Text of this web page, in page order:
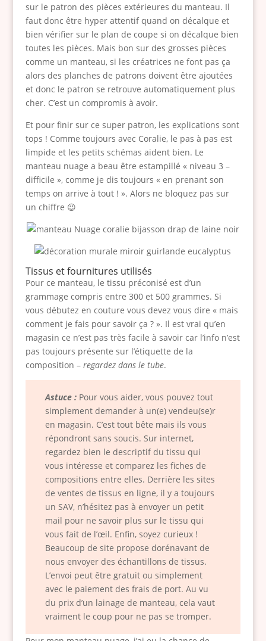
sur le patron des pièces extérieures du manteau. Il
faut donc être hyper attentif quand on décalque et
bien vérifier sur le plan de coupe si on décalque bien
toutes les pièces. Mais bon sur des grosses pièces
comme un manteau, si les créatrices ne font pas ça
alors des planches de patrons doivent être ajoutées
et donc le patron se retrouve automatiquement plus
cher. C’est un compromis à avoir.
Et pour finir sur ce super patron, les explications sont
tops ! Comme toujours avec Coralie, le pas à pas est
limpide et les petits schémas aident bien. Le
manteau nuage a beau être estampillé « niveau 3 –
difficile », comme je dis toujours « en prenant son
temps on arrive à tout ! ». Alors ne bloquez pas sur
un chiffre 😉
Tissus et fournitures utilisés
Pour ce manteau, le tissu préconisé est d’un
grammage compris entre 300 et 500 grammes. Si
vous débutez en couture vous devez vous dire « mais
comment je fais pour savoir ça ? ». Il est vrai qu’en
magasin ce n’est pas très facile à savoir car l’info n’est
pas toujours présente sur l’étiquette de la
composition –regardez dans le tube.
Astuce : Pour vous aider, vous pouvez tout
simplement demander à un(e) vendeu(se)r
en magasin. C’est tout bête mais ils vous
répondront sans soucis. Sur internet,
regardez bien le descriptif du tissu qui
vous intéresse et comparez les fiches de
compositions entre elles. Derrière les sites
de ventes de tissus en ligne, il y a toujours
un SAV, n’hésitez pas à envoyer un petit
mail pour ne savoir plus sur le tissu qui
vous fait de l’œil. Enfin, soyez curieux !
Beaucoup de site propose dorénavant de
nous envoyer des échantillons de tissus.
L’envoi peut être gratuit ou simplement
avec le paiement des frais de port. Au vu
du prix d’un lainage de manteau, cela vaut
vraiment le coup pour ne pas se tromper.